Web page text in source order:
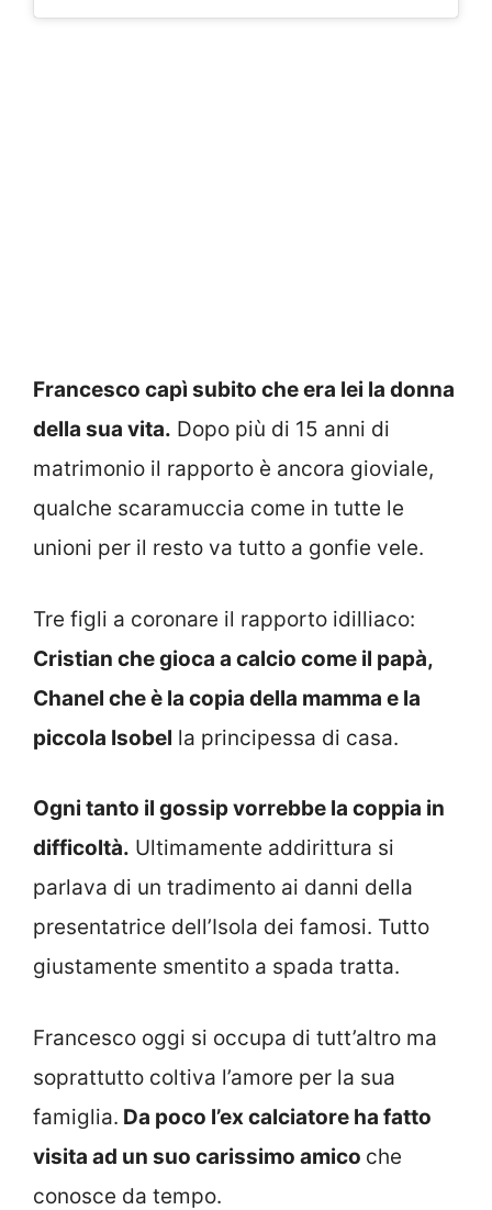
Francesco capì subito che era lei la donna
della sua vita. Dopo più di 15 anni di
matrimonio il rapporto è ancora gioviale,
qualche scaramuccia come in tutte le
unioni per il resto va tutto a gonfie vele.
Tre figli a coronare il rapporto idilliaco:
Cristian che gioca a calcio come il papà,
Chanel che è la copia della mamma e la
piccola Isobel la principessa di casa.
Ogni tanto il gossip vorrebbe la coppia in
difficoltà. Ultimamente addirittura si
parlava di un tradimento ai danni della
presentatrice dell’Isola dei famosi. Tutto
giustamente smentito a spada tratta.
Francesco oggi si occupa di tutt’altro ma
soprattutto coltiva l’amore per la sua
famiglia. Da poco l’ex calciatore ha fatto
visita ad un suo carissimo amico che
conosce da tempo.